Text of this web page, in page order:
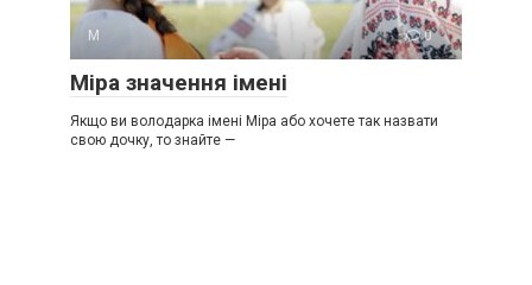
М 0
Міра значення імені
Якщо ви володарка імені Міра або хочете так назвати
свою дочку, то знайте —